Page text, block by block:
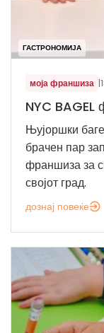
ГАСТРОНОМИЈА
моја франшиза |
NYC BAGEL
Њујоршки
брачен пар
франшиза за
својот град.
дознај повеќе